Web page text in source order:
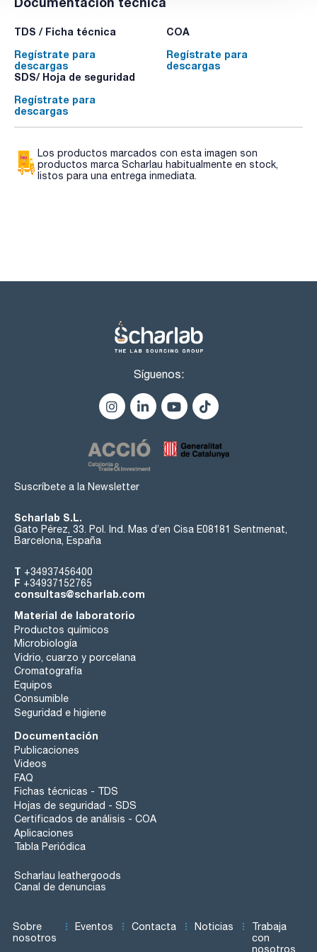
TDS / Ficha técnica
Regístrate para
descargas
COA
Regístrate para
descargas
SDS/ Hoja de seguridad
Regístrate para
descargas
Los productos marcados con esta imagen son
productos marca Scharlau habitualmente en stock,
listos para una entrega inmediata.
Síguenos:
Suscríbete a la Newsletter
Scharlab S.L.
Gato Pérez, 33. Pol. Ind. Mas d’en Cisa E08181 Sentmenat,
Barcelona, España
T +34937456400
F +34937152765
consultas@scharlab.com
Material de laboratorio
Productos químicos
Microbiología
Vidrio, cuarzo y porcelana
Cromatografía
Equipos
Consumible
Seguridad e higiene
Documentación
Publicaciones
Videos
FAQ
Fichas técnicas - TDS
Hojas de seguridad - SDS
Certificados de análisis - COA
Aplicaciones
Tabla Periódica
Scharlau leathergoods
Canal de denuncias
Sobre
nosotros
Eventos Contacta Noticias
Trabaja
con
nosotros